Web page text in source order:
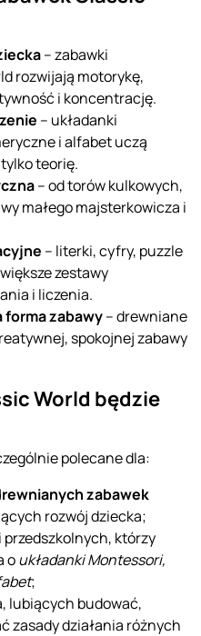
– zabawki
rozwijają motorykę,
i koncentrację.
– układanki
i alfabet uczą
teorię.
– od torów kulkowych,
małego majsterkowicza i
– literki, cyfry, puzzle
zestawy
i liczenia.
forma zabawy– drewniane
spokojnej zabawy
World będzie
polecane dla:
zabawek
rozwój dziecka;
którzy
oukładanki Montessori,
;
lubiących budować,
zasady działania różnych